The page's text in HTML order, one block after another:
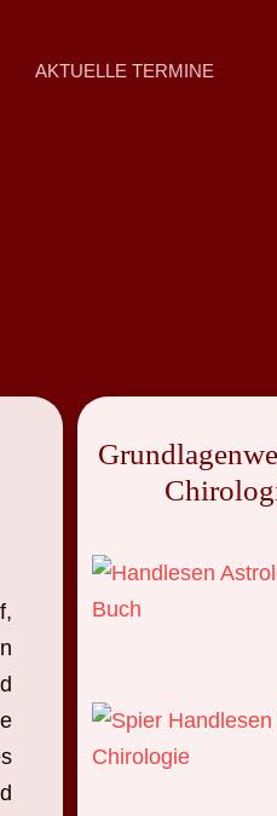
AKTUELLE TERMINE